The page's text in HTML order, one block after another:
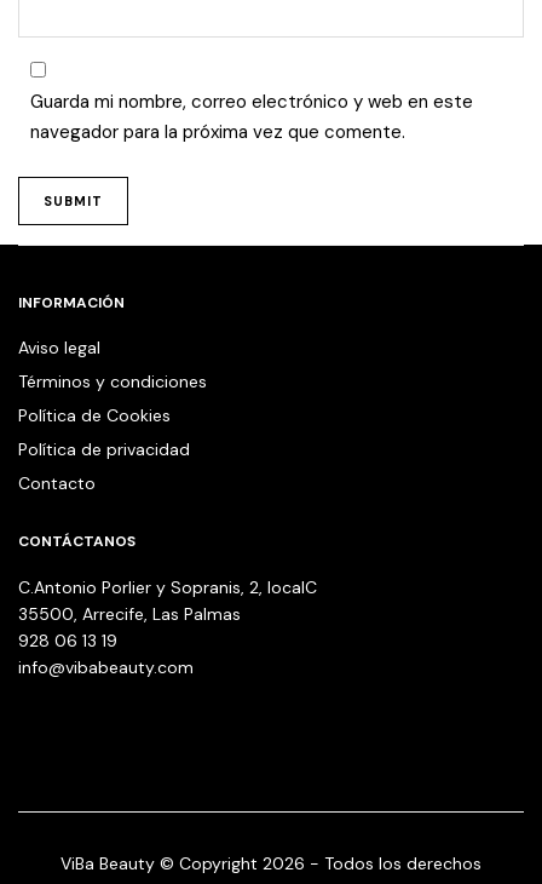
Guarda mi nombre, correo electrónico y web en este
navegador para la próxima vez que comente.
INFORMACIÓN
Aviso legal
Términos y condiciones
Política de Cookies
Política de privacidad
Contacto
CONTÁCTANOS
C.Antonio Porlier y Sopranis, 2, localC
35500, Arrecife, Las Palmas
928 06 13 19
info@vibabeauty.com
ViBa Beauty © Copyright 2026 - Todos los derechos